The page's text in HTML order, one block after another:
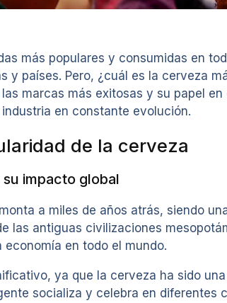
más populares y consumidas en
y países. Pero, ¿cuál es la cerveza
marcas más exitosas y su papel
en constante evolución.
de la cerveza
impacto global
a miles de años atrás, siendo
las antiguas civilizaciones
en todo el mundo.
ya que la cerveza ha sido
socializa y celebra en diferentes